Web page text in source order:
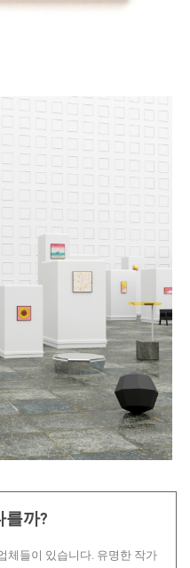
를까?
체들이 있습니다. 유명한 작가